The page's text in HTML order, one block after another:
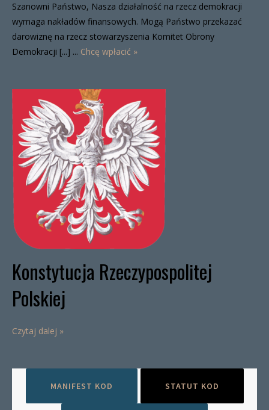
Szanowni Państwo, Nasza działalność na rzecz demokracji
wymaga nakładów finansowych. Mogą Państwo przekazać
darowiznę na rzecz stowarzyszenia Komitet Obrony
Demokracji [...] ... Chcę wpłacić »
Konstytucja Rzeczypospolitej
Polskiej
Czytaj dalej »
MANIFEST KOD STATUT KOD